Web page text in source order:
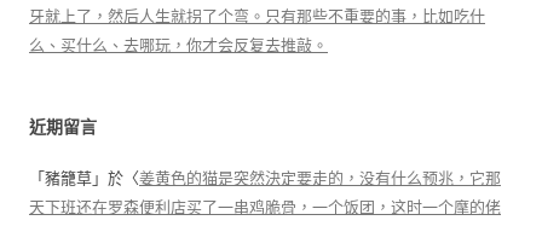
牙就上了，然后人生就拐了个弯。只有那些不重要的事，比如吃什
么、买什么、去哪玩，你才会反复去推敲。
近期留言
「 豬籠草 」於〈姜黄色的猫是突然決定要走的，没有什么预兆，它那
天下班还在罗森便利店买了一串鸡脆骨，一个饭团，这时一个摩的佬